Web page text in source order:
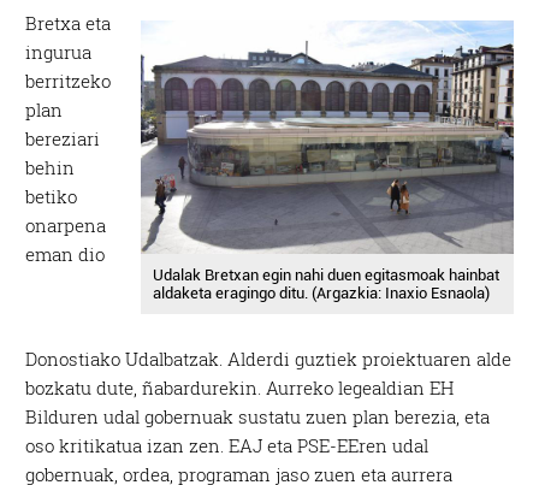
Udalak Bretxan egin nahi duen egitasmoak hainbat
aldaketa eragingo ditu. (Argazkia: Inaxio Esnaola)
Bretxa eta
ingurua
berritzeko
plan
bereziari
behin
betiko
onarpena
eman dio
Donostiako Udalbatzak. Alderdi guztiek proiektuaren alde
bozkatu dute, ñabardurekin. Aurreko legealdian EH
Bilduren udal gobernuak sustatu zuen plan berezia, eta
oso kritikatua izan zen. EAJ eta PSE-EEren udal
gobernuak, ordea, programan jaso zuen eta aurrera